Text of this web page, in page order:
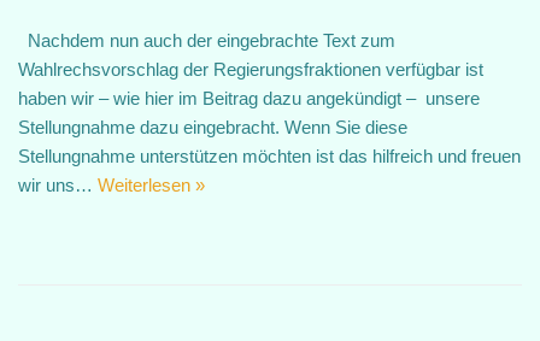
Nachdem nun auch der eingebrachte Text zum
Wahlrechsvorschlag der Regierungsfraktionen verfügbar ist
haben wir – wie hier im Beitrag dazu angekündigt – unsere
Stellungnahme dazu eingebracht. Wenn Sie diese
Stellungnahme unterstützen möchten ist das hilfreich und freuen
wir uns… Weiterlesen »